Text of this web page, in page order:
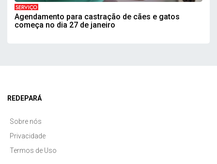
SERVIÇO
Agendamento para castração de cães e gatos
começa no dia 27 de janeiro
REDEPARÁ
Sobre nós
Privacidade
Termos de Uso